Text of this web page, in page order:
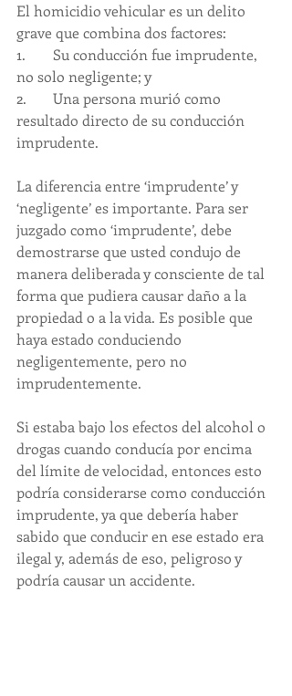
El homicidio vehicular es un delito
grave que combina dos factores:
1.	Su conducción fue imprudente,
no solo negligente; y
2.	Una persona murió como
resultado directo de su conducción
imprudente.
La diferencia entre ‘imprudente’ y
‘negligente’ es importante. Para ser
juzgado como ‘imprudente’, debe
demostrarse que usted condujo de
manera deliberada y consciente de tal
forma que pudiera causar daño a la
propiedad o a la vida. Es posible que
haya estado conduciendo
negligentemente, pero no
imprudentemente.
Si estaba bajo los efectos del alcohol o
drogas cuando conducía por encima
del límite de velocidad, entonces esto
podría considerarse como conducción
imprudente, ya que debería haber
sabido que conducir en ese estado era
ilegal y, además de eso, peligroso y
podría causar un accidente.